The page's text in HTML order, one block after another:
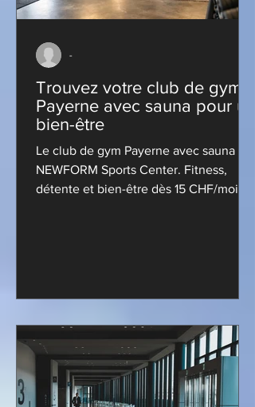
Trouvez votre club de gym
Payerne avec sauna pour un
bien-être
Le club de gym Payerne avec sauna de
NEWFORM Sports Center. Fitness,
détente et bien-être dès 15 CHF/mois.
-